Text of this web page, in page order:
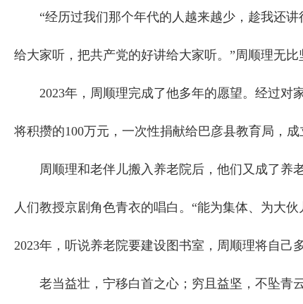
“经历过我们那个年代的人越来越少，趁我还讲
给大家听，把共产党的好讲给大家听。”周顺理无比
2023年，周顺理完成了他多年的愿望。经过对
将积攒的100万元，一次性捐献给巴彦县教育局，
周顺理和老伴儿搬入养老院后，他们又成了养老
人们教授京剧角色青衣的唱白。“能为集体、为大
2023年，听说养老院要建设图书室，周顺理将自己
老当益壮，宁移白首之心；穷且益坚，不坠青云